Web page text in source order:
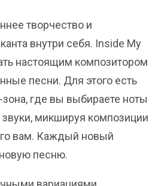
творчество и
внутри себя. Inside My
настоящим композитором
песни. Для этого есть
где вы выбираете ноты
микшируя композиции
вам. Каждый новый
песню.